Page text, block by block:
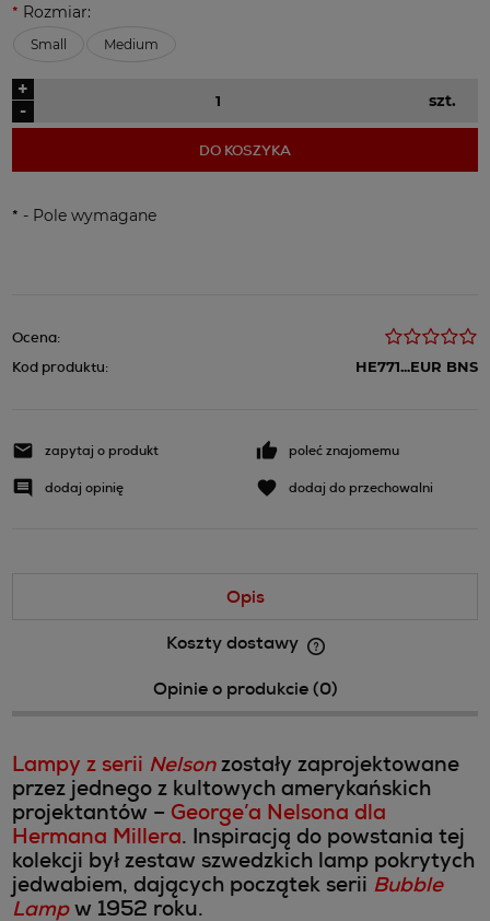
* Rozmiar:
Small Medium
-
+
szt.
DO KOSZYKA
* - Pole wymagane
Ocena:
Kod produktu:
HE771...EUR BNS
zapytaj o produkt poleć znajomemu
dodaj opinię dodaj do przechowalni
Opis
Koszty dostawy
Opinie o produkcie (0)
Lampy z serii Nelson zostały zaprojektowane
przez jednego z kultowych amerykańskich
projektantów – George’a Nelsona dla
Hermana Millera. Inspiracją do powstania tej
kolekcji był zestaw szwedzkich lamp pokrytych
jedwabiem, dających początek serii Bubble
Lamp w 1952 roku.